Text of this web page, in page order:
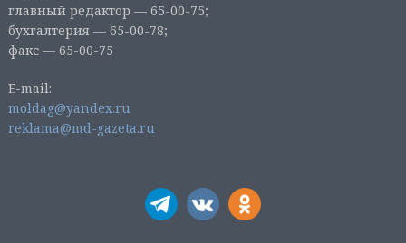
главный редактор — 65-00-75;
бухгалтерия — 65-00-78;
факс — 65-00-75
E-mail:
moldag@yandex.ru
reklama@md-gazeta.ru